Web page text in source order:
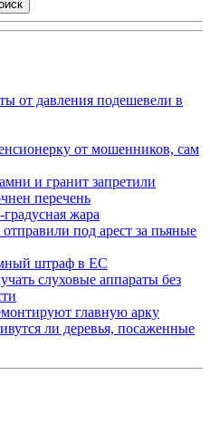
от давления подешевели в
от мошенников, сам
и гранит запретили
перечень
жара
под арест за пьяные
штраф в ЕС
слуховые аппараты без
главную арку
ли деревья, посаженные